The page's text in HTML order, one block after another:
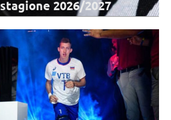
2026/2027
vogliamo continuare a promuovere i